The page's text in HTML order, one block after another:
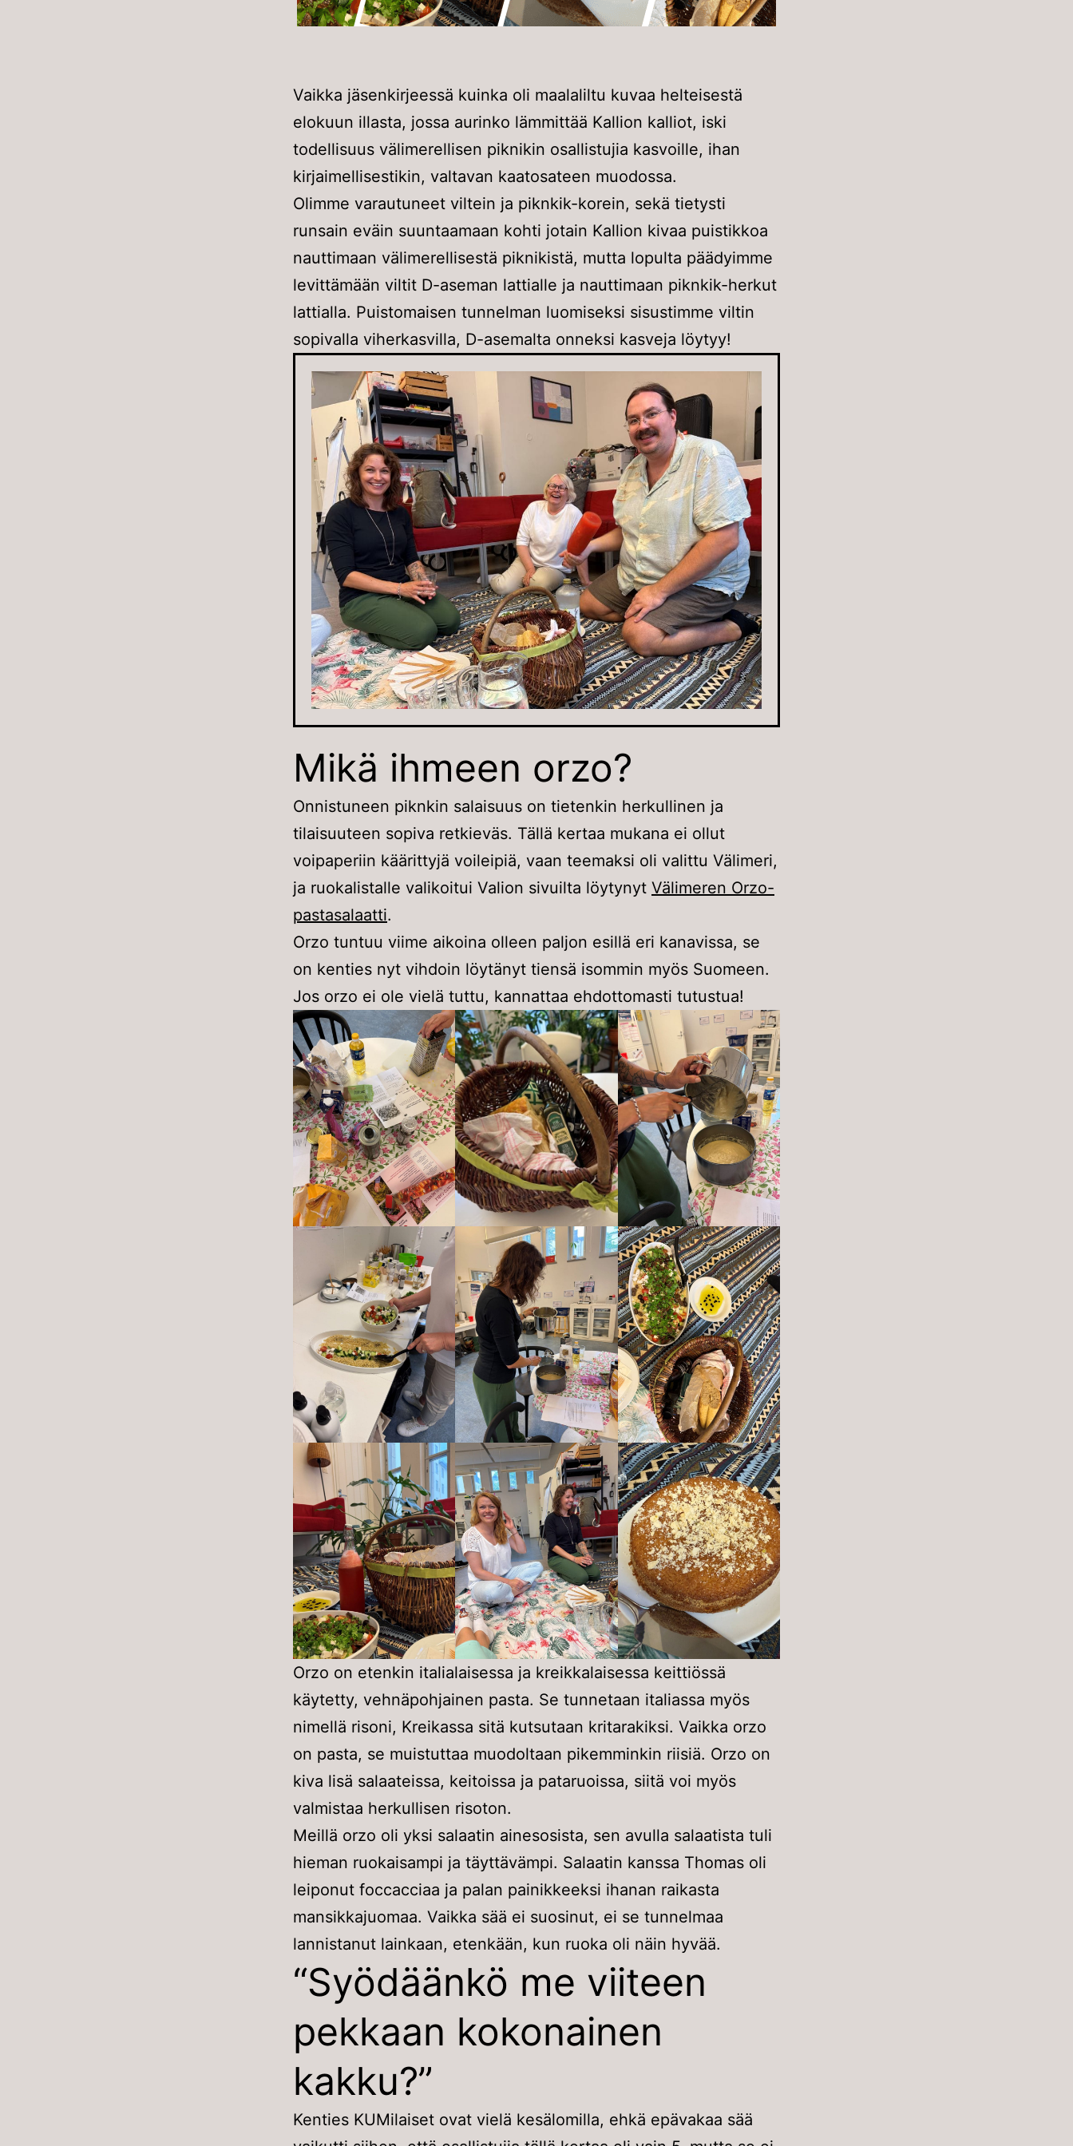
Vaikka jäsenkirjeessä kuinka oli maalaliltu kuvaa helteisestä
elokuun illasta, jossa aurinko lämmittää Kallion kalliot, iski
todellisuus välimerellisen piknikin osallistujia kasvoille, ihan
kirjaimellisestikin, valtavan kaatosateen muodossa.
Olimme varautuneet viltein ja piknkik-korein, sekä tietysti
runsain eväin suuntaamaan kohti jotain Kallion kivaa puistikkoa
nauttimaan välimerellisestä piknikistä, mutta lopulta päädyimme
levittämään viltit D-aseman lattialle ja nauttimaan piknkik-herkut
lattialla. Puistomaisen tunnelman luomiseksi sisustimme viltin
sopivalla viherkasvilla, D-asemalta onneksi kasveja löytyy!
Mikä ihmeen orzo?
Onnistuneen piknkin salaisuus on tietenkin herkullinen ja
tilaisuuteen sopiva retkieväs. Tällä kertaa mukana ei ollut
voipaperiin käärittyjä voileipiä, vaan teemaksi oli valittu Välimeri,
ja ruokalistalle valikoitui Valion sivuilta löytynyt Välimeren Orzo-
pastasalaatti.
Orzo tuntuu viime aikoina olleen paljon esillä eri kanavissa, se
on kenties nyt vihdoin löytänyt tiensä isommin myös Suomeen.
Jos orzo ei ole vielä tuttu, kannattaa ehdottomasti tutustua!
Orzo on etenkin italialaisessa ja kreikkalaisessa keittiössä
käytetty, vehnäpohjainen pasta. Se tunnetaan italiassa myös
nimellä risoni, Kreikassa sitä kutsutaan kritarakiksi. Vaikka orzo
on pasta, se muistuttaa muodoltaan pikemminkin riisiä. Orzo on
kiva lisä salaateissa, keitoissa ja pataruoissa, siitä voi myös
valmistaa herkullisen risoton.
Meillä orzo oli yksi salaatin ainesosista, sen avulla salaatista tuli
hieman ruokaisampi ja täyttävämpi. Salaatin kanssa Thomas oli
leiponut foccacciaa ja palan painikkeeksi ihanan raikasta
mansikkajuomaa. Vaikka sää ei suosinut, ei se tunnelmaa
lannistanut lainkaan, etenkään, kun ruoka oli näin hyvää.
“Syödäänkö me viiteen
pekkaan kokonainen
kakku?”
Kenties KUMilaiset ovat vielä kesälomilla, ehkä epävakaa sää